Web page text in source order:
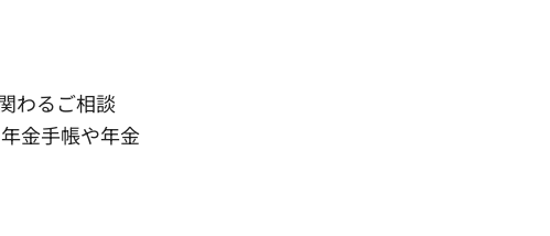
わるご相談
金手帳や年金